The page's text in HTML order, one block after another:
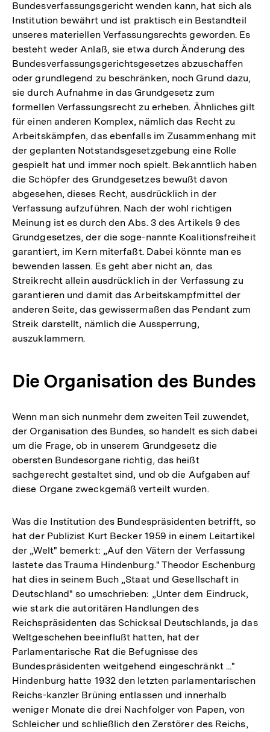
Bundesverfassungsgericht wenden kann, hat sich als
Institution bewährt und ist praktisch ein Bestandteil
unseres materiellen Verfassungsrechts geworden. Es
besteht weder Anlaß, sie etwa durch Änderung des
Bundesverfassungsgerichtsgesetzes abzuschaffen
oder grundlegend zu beschränken, noch Grund dazu,
sie durch Aufnahme in das Grundgesetz zum
formellen Verfassungsrecht zu erheben. Ähnliches gilt
für einen anderen Komplex, nämlich das Recht zu
Arbeitskämpfen, das ebenfalls im Zusammenhang mit
der geplanten Notstandsgesetzgebung eine Rolle
gespielt hat und immer noch spielt. Bekanntlich haben
die Schöpfer des Grundgesetzes bewußt davon
abgesehen, dieses Recht, ausdrücklich in der
Verfassung aufzuführen. Nach der wohl richtigen
Meinung ist es durch den Abs. 3 des Artikels 9 des
Grundgesetzes, der die soge-nannte Koalitionsfreiheit
garantiert, im Kern miterfaßt. Dabei könnte man es
bewenden lassen. Es geht aber nicht an, das
Streikrecht allein ausdrücklich in der Verfassung zu
garantieren und damit das Arbeitskampfmittel der
anderen Seite, das gewissermaßen das Pendant zum
Streik darstellt, nämlich die Aussperrung,
auszuklammern.
Die Organisation des Bundes
Wenn man sich nunmehr dem zweiten Teil zuwendet,
der Organisation des Bundes, so handelt es sich dabei
um die Frage, ob in unserem Grundgesetz die
obersten Bundesorgane richtig, das heißt
sachgerecht gestaltet sind, und ob die Aufgaben auf
diese Organe zweckgemäß verteilt wurden.
Was die Institution des Bundespräsidenten betrifft, so
hat der Publizist Kurt Becker 1959 in einem Leitartikel
der „Welt" bemerkt: „Auf den Vätern der Verfassung
lastete das Trauma Hindenburg." Theodor Eschenburg
hat dies in seinem Buch „Staat und Gesellschaft in
Deutschland" so umschrieben: „Unter dem Eindruck,
wie stark die autoritären Handlungen des
Reichspräsidenten das Schicksal Deutschlands, ja das
Weltgeschehen beeinflußt hatten, hat der
Parlamentarische Rat die Befugnisse des
Bundespräsidenten weitgehend eingeschränkt ..."
Hindenburg hatte 1932 den letzten parlamentarischen
Reichs-kanzler Brüning entlassen und innerhalb
weniger Monate die drei Nachfolger von Papen, von
Schleicher und schließlich den Zerstörer des Reichs,